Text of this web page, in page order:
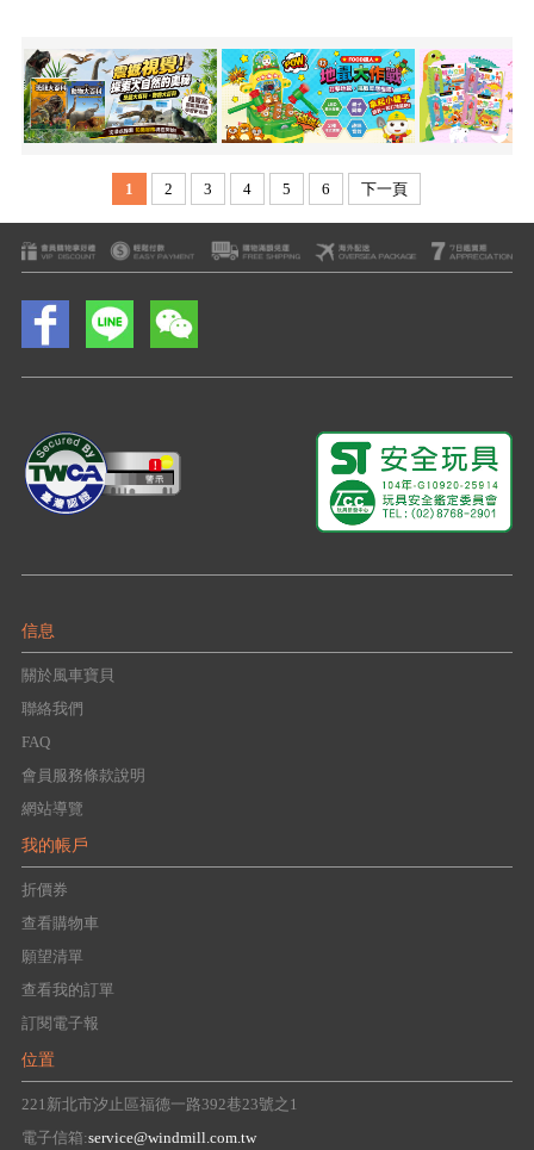
1 2 3 4 5 6 下一頁
信息
關於風車寶貝
聯絡我們
FAQ
會員服務條款說明
網站導覽
我的帳戶
折價券
查看購物車
願望清單
查看我的訂單
訂閱電子報
位置
221新北市汐止區福德一路392巷23號之1
電子信箱:service@windmill.com.tw